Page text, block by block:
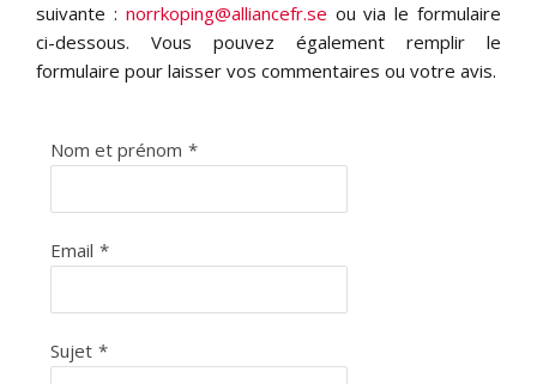
suivante : norrkoping@alliancefr.se ou via le formulaire
ci-dessous. Vous pouvez également remplir le
formulaire pour laisser vos commentaires ou votre avis.
Nom et prénom *
Email *
Sujet *